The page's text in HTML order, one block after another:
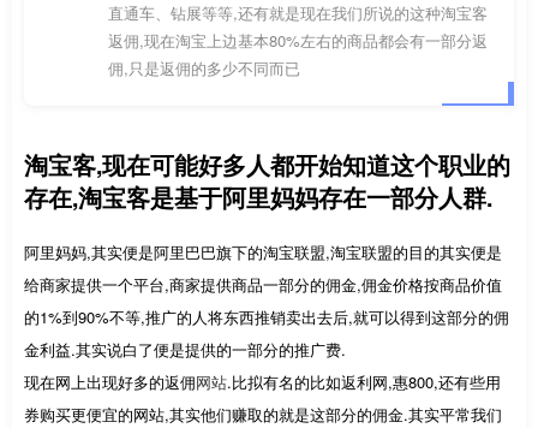
直通车、钻展等等,还有就是现在我们所说的这种淘宝客
返佣,现在淘宝上边基本80%左右的商品都会有一部分返
佣,只是返佣的多少不同而已
淘宝客,现在可能好多人都开始知道这个职业的
存在,淘宝客是基于阿里妈妈存在一部分人群.
阿里妈妈,其实便是阿里巴巴旗下的淘宝联盟,淘宝联盟的目的其实便是
给商家提供一个平台,商家提供商品一部分的佣金,佣金价格按商品价值
的1%到90%不等,推广的人将东西推销卖出去后,就可以得到这部分的佣
金利益.其实说白了便是提供的一部分的推广费.
现在网上出现好多的返佣网站.比拟有名的比如返利网,惠800,还有些用
券购买更便宜的网站,其实他们赚取的就是这部分的佣金.其实平常我们